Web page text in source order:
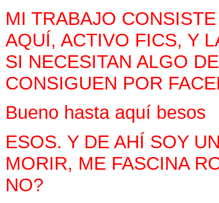
MI TRABAJO
AQUÍ, ACTIVO FICS, Y
SI NECESITAN ALGO
CONSIGUEN POR
Bueno hasta aquí besos
ESOS. Y DE AHÍ SOY
MORIR, ME FASCINA
NO?